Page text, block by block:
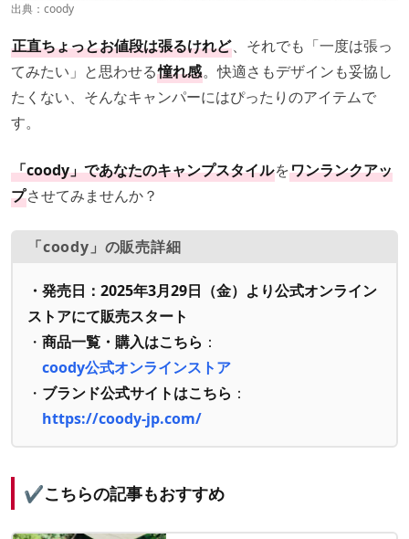
出典： coody
正直ちょっとお値段は張るけれど、それでも「一度は張っ
てみたい」と思わせる憧れ感。快適さもデザインも妥協し
たくない、そんなキャンパーにはぴったりのアイテムで
す。
「coody」であなたのキャンプスタイルをワンランクアッ
プさせてみませんか？
「coody」の販売詳細
・発売日：2025年3月29日（金）より公式オンライン
ストアにて販売スタート
・ 商品一覧・購入はこちら ：
coody公式オンラインストア
・ ブランド公式サイトはこちら ：
https://coody-jp.com/
✔️こちらの記事もおすすめ